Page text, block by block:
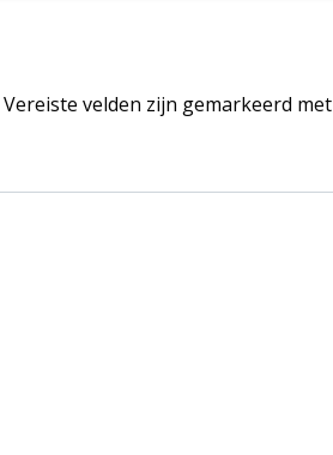
Vereiste velden zijn gemarkeerd met